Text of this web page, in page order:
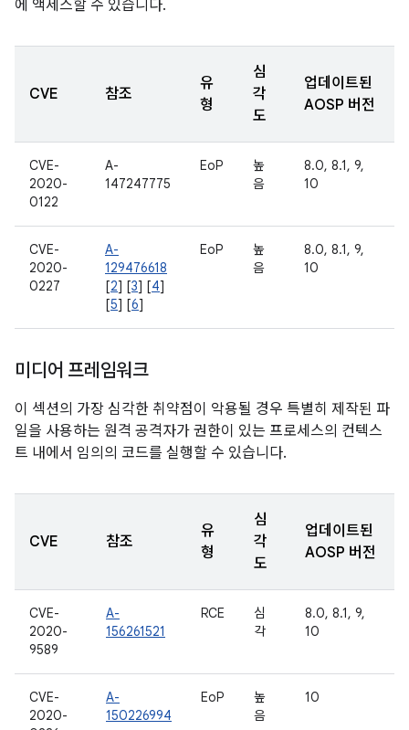
에 액세스할 수 있습니다.
CVE 참조
유
형
심
각
도
업데이트된
AOSP 버전
CVE-
2020-
0122
A-
147247775
EoP
높
음
8.0, 8.1, 9,
10
CVE-
2020-
0227
A-
129476618
[2] [3] [4]
[5] [6]
EoP
높
음
8.0, 8.1, 9,
10
미디어 프레임워크
이 섹션의 가장 심각한 취약점이 악용될 경우 특별히 제작된 파
일을 사용하는 원격 공격자가 권한이 있는 프로세스의 컨텍스
트 내에서 임의의 코드를 실행할 수 있습니다.
CVE 참조
유
형
심
각
도
업데이트된
AOSP 버전
CVE-
2020-
9589
A-
156261521
RCE
심
각
8.0, 8.1, 9,
10
CVE-
2020-
A-
150226994
EoP
높
음
10